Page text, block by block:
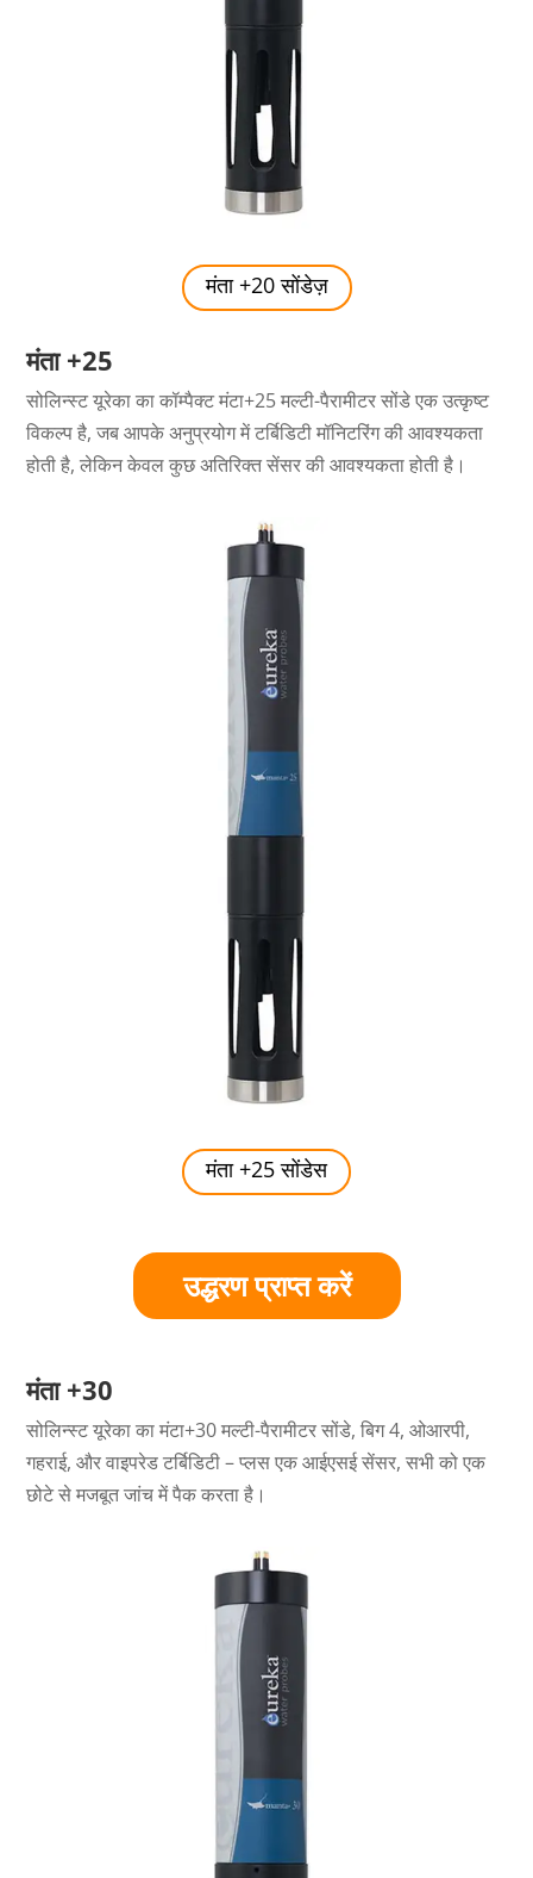
मंता +20 सोंडेज़
मंता +25
सोलिन्स्ट यूरेका का कॉम्पैक्ट मंटा+25 मल्टी-पैरामीटर सोंडे एक उत्कृष्ट
विकल्प है, जब आपके अनुप्रयोग में टर्बिडिटी मॉनिटरिंग की आवश्यकता
होती है, लेकिन केवल कुछ अतिरिक्त सेंसर की आवश्यकता होती है।
मंता +25 सोंडेस
उद्धरण प्राप्त करें
मंता +30
सोलिन्स्ट यूरेका का मंटा+30 मल्टी-पैरामीटर सोंडे, बिग 4, ओआरपी,
गहराई, और वाइपरेड टर्बिडिटी – प्लस एक आईएसई सेंसर, सभी को एक
छोटे से मजबूत जांच में पैक करता है।